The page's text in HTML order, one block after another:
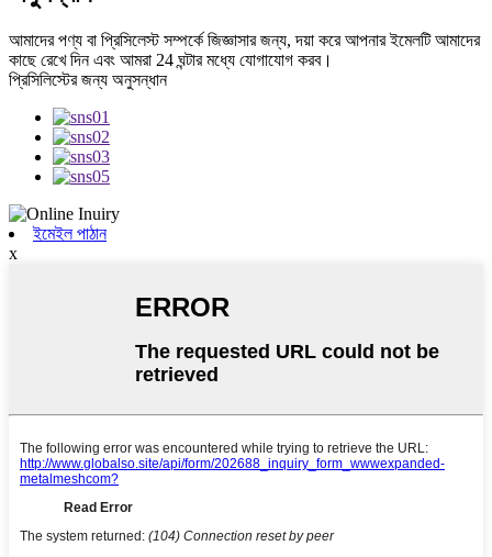
আমাদের পণ্য বা প্রিসিলেস্ট সম্পর্কে জিজ্ঞাসার জন্য, দয়া করে আপনার ইমেলটি আমাদের
কাছে রেখে দিন এবং আমরা 24 ঘন্টার মধ্যে যোগাযোগ করব।
প্রিসিলিস্টের জন্য অনুসন্ধান
ইমেইল পাঠান
x